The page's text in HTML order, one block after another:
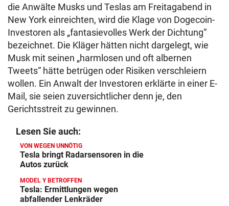
die Anwälte Musks und Teslas am Freitagabend in
New York einreichten, wird die Klage von Dogecoin-
Investoren als „fantasievolles Werk der Dichtung“
bezeichnet. Die Kläger hätten nicht dargelegt, wie
Musk mit seinen „harmlosen und oft albernen
Tweets“ hätte betrügen oder Risiken verschleiern
wollen. Ein Anwalt der Investoren erklärte in einer E-
Mail, sie seien zuversichtlicher denn je, den
Gerichtsstreit zu gewinnen.
Lesen Sie auch:
VON WEGEN UNNÖTIG
Tesla bringt Radarsensoren in die
Autos zurück
MODEL Y BETROFFEN
Tesla: Ermittlungen wegen
abfallender Lenkräder